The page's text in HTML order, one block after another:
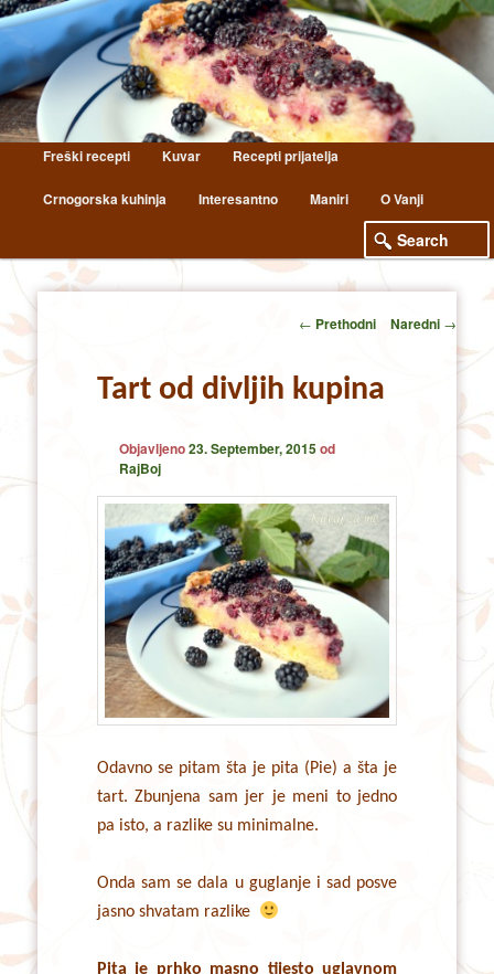
Main
Skip
to
primary
Skip
to
secondary
Freški recepti Kuvar Recepti prijatelja
Crnogorska kuhinja Interesantno Maniri O Vanji
Post
← Prethodni Naredni →
Tart od divljih kupina
Objavljeno23. September, 2015od
RajBoj
Odavno se pitam šta je pita (Pie) a šta je
tart. Zbunjena sam jer je meni to jedno
pa isto, a razlike su minimalne.
Onda sam se dala u guglanje i sad posve
jasno shvatam razlike
Pita je prhko masno tijesto uglavnom